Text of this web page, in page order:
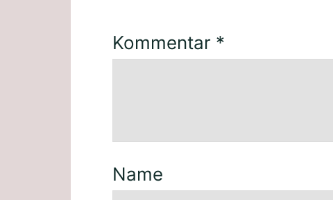
Kommentar *
Name